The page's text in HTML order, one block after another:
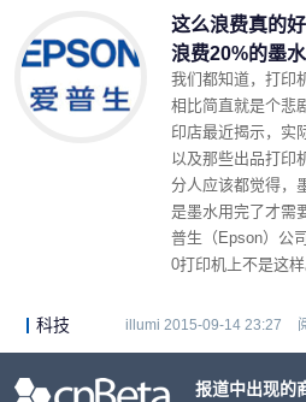
这么浪费真的
浪费20%的墨水
我们都知道，打印
相比简直就是个悲
印店最近揭示，实
以及那些出品打印
分人应该都觉得，
是墨水用完了才需
普生（Epson）公
0打印机上不是这样
科技 illumi 2015-09-14 23:27
报道中出现的